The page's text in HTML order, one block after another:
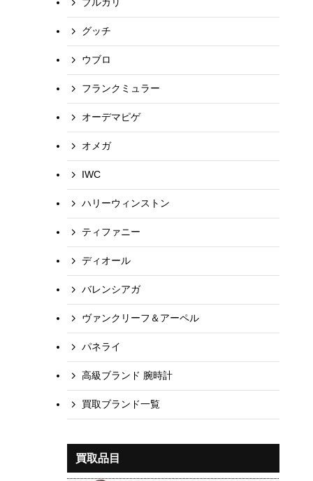
ブルガリ
グッチ
ウブロ
フランクミュラー
オーデマピゲ
オメガ
IWC
ハリーウィンストン
ティファニー
ディオール
バレンシアガ
ヴァンクリーフ＆アーペル
パネライ
高級ブランド 腕時計
買取ブランド一覧
買取品目